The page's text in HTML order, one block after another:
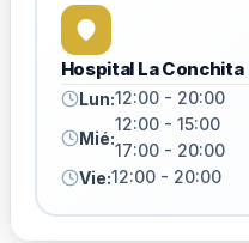
Hospital La Conchita
Lun:12:00 - 20:00
Mié:
12:00 - 15:00
17:00 - 20:00
Vie:12:00 - 20:00